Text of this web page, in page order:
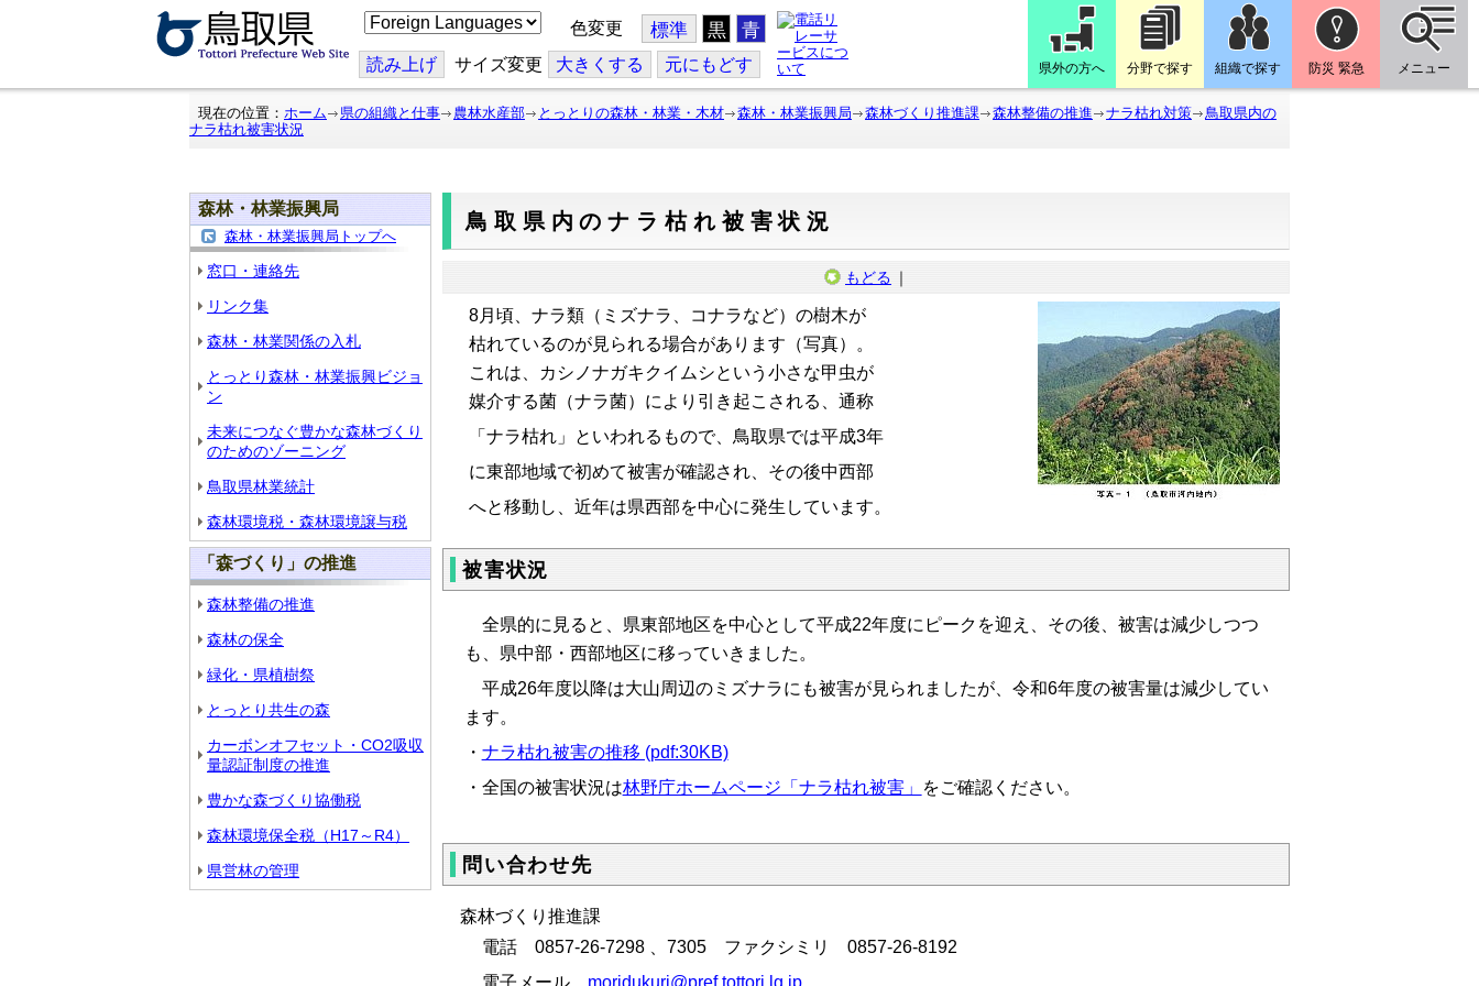
こ
の
ジ
を
翻
色変更 標準 黒 青
読み上げ サイズ変更 大きくする 元にもどす 県外の方へ 分野で探す 組織で探す 防災 緊急 メニュー
現在の位置： ホーム 県の組織と仕事 農林水産部 とっとりの森林・林業・木材 森林・林業振興局 森林づくり推進課 森林整備の推進 ナラ枯れ対策
鳥取県内の
ナラ枯れ被害状況
森林・林業振興局
森林・林業振興局トップへ
窓口・連絡先
リンク集
森林・林業関係の入札
とっとり森林・林業振興ビジョ
ン
未来につなぐ豊かな森林づくり
のためのゾーニング
鳥取県林業統計
森林環境税・森林環境譲与税
「森づくり」の推進
森林整備の推進
森林の保全
緑化・県植樹祭
とっとり共生の森
カーボンオフセット・CO2吸収
量認証制度の推進
豊かな森づくり協働税
森林環境保全税（H17～R4）
県営林の管理
鳥取県内のナラ枯れ被害状況
もどる ｜
8月頃、ナラ類（ミズナラ、コナラなど）の樹木が
枯れているのが見られる場合があります（写真）。
これは、カシノナガキクイムシという小さな甲虫が
媒介する菌（ナラ菌）により引き起こされる、通称
「ナラ枯れ」といわれるもので、鳥取県では平成3年
に東部地域で初めて被害が確認され、その後中西部
へと移動し、近年は県西部を中心に発生しています。
被害状況
全県的に見ると、県東部地区を中心として平成22年度にピークを迎え、その後、被害は減少しつつ
も、県中部・西部地区に移っていきました。
平成26年度以降は大山周辺のミズナラにも被害が見られましたが、令和6年度の被害量は減少してい
ます。
・ ナラ枯れ被害の推移 (pdf:30KB)
・全国の被害状況は林野庁ホームページ「ナラ枯れ被害」 をご確認ください。
問い合わせ先
森林づくり推進課
電話 0857-26-7298、 7305ファクシミリ 0857-26-8192
電子メール moridukuri@pref.tottori.lg.jp